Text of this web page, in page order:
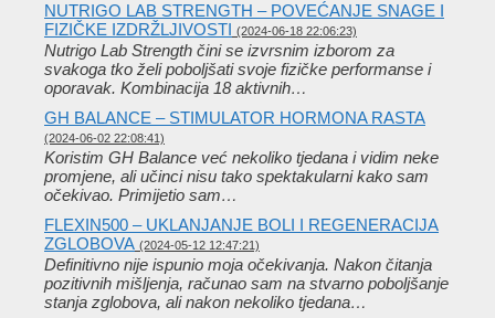
NUTRIGO LAB STRENGTH – POVEĆANJE SNAGE I
FIZIČKE IZDRŽLJIVOSTI (2024-06-18 22:06:23)
Nutrigo Lab Strength čini se izvrsnim izborom za
svakoga tko želi poboljšati svoje fizičke performanse i
oporavak. Kombinacija 18 aktivnih…
GH BALANCE – STIMULATOR HORMONA RASTA
(2024-06-02 22:08:41)
Koristim GH Balance već nekoliko tjedana i vidim neke
promjene, ali učinci nisu tako spektakularni kako sam
očekivao. Primijetio sam…
FLEXIN500 – UKLANJANJE BOLI I REGENERACIJA
ZGLOBOVA (2024-05-12 12:47:21)
Definitivno nije ispunio moja očekivanja. Nakon čitanja
pozitivnih mišljenja, računao sam na stvarno poboljšanje
stanja zglobova, ali nakon nekoliko tjedana…